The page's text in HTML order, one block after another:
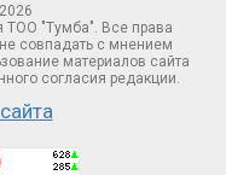
ТОО "Тумба". Все права
совпадать с мнением
материалов сайта
согласия редакции.